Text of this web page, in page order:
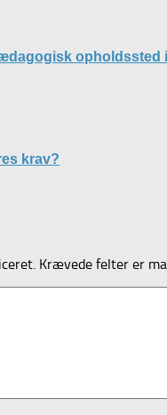
opholdssted
krav?
Krævede felter er